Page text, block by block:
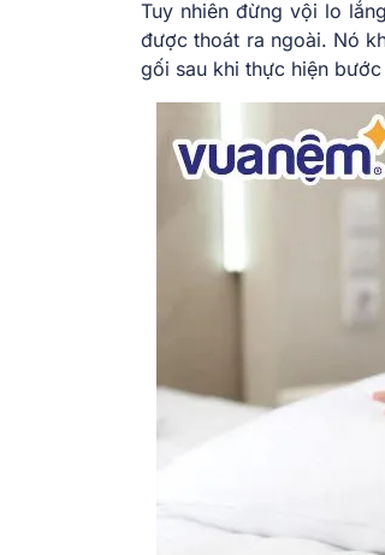
Tuy nhiên đừng vội lo
được thoát ra ngoài. Nó
gối sau khi thực hiện